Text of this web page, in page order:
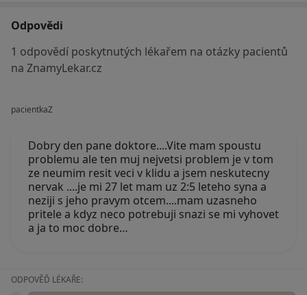
Odpovědi
1 odpovědí poskytnutých lékařem na otázky pacientů
na ZnamyLekar.cz
pacientkaZ
Dobry den pane doktore....Vite mam spoustu
problemu ale ten muj nejvetsi problem je v tom
ze neumim resit veci v klidu a jsem neskutecny
nervak ....je mi 27 let mam uz 2:5 leteho syna a
neziji s jeho pravym otcem....mam uzasneho
pritele a kdyz neco potrebuji snazi se mi vyhovet
a ja to moc dobre…
ODPOVĚĎ LÉKAŘE: